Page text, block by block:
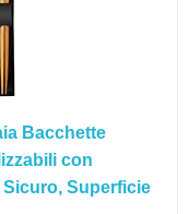
Bacchette
con
Superficie